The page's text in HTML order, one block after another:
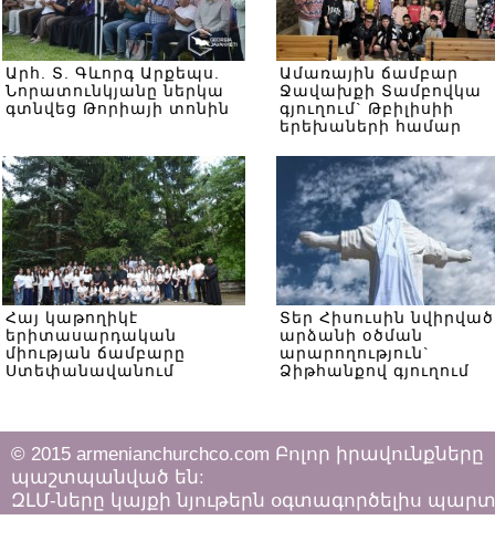
Արհ. Տ. Գևորգ Արքեպս.
Նորատունկյանը ներկա
գտնվեց Թորիայի տոնին
Ամառային ճամբար
Ջավախքի Տամբովկա
գյուղում` Թբիլիսիի
երեխաների համար
Հայ կաթողիկէ
երիտասարդական
միության ճամբարը
Ստեփանավանում
Տեր Հիսուսին նվիրված
արձանի օծման
արարողություն`
Ձիթհանքով գյուղում
© 2015 armenianchurchco.com Բոլոր իրավունքները
պաշտպանված են:
ԶԼՄ-ները կայքի նյութերն օգտագործելիս